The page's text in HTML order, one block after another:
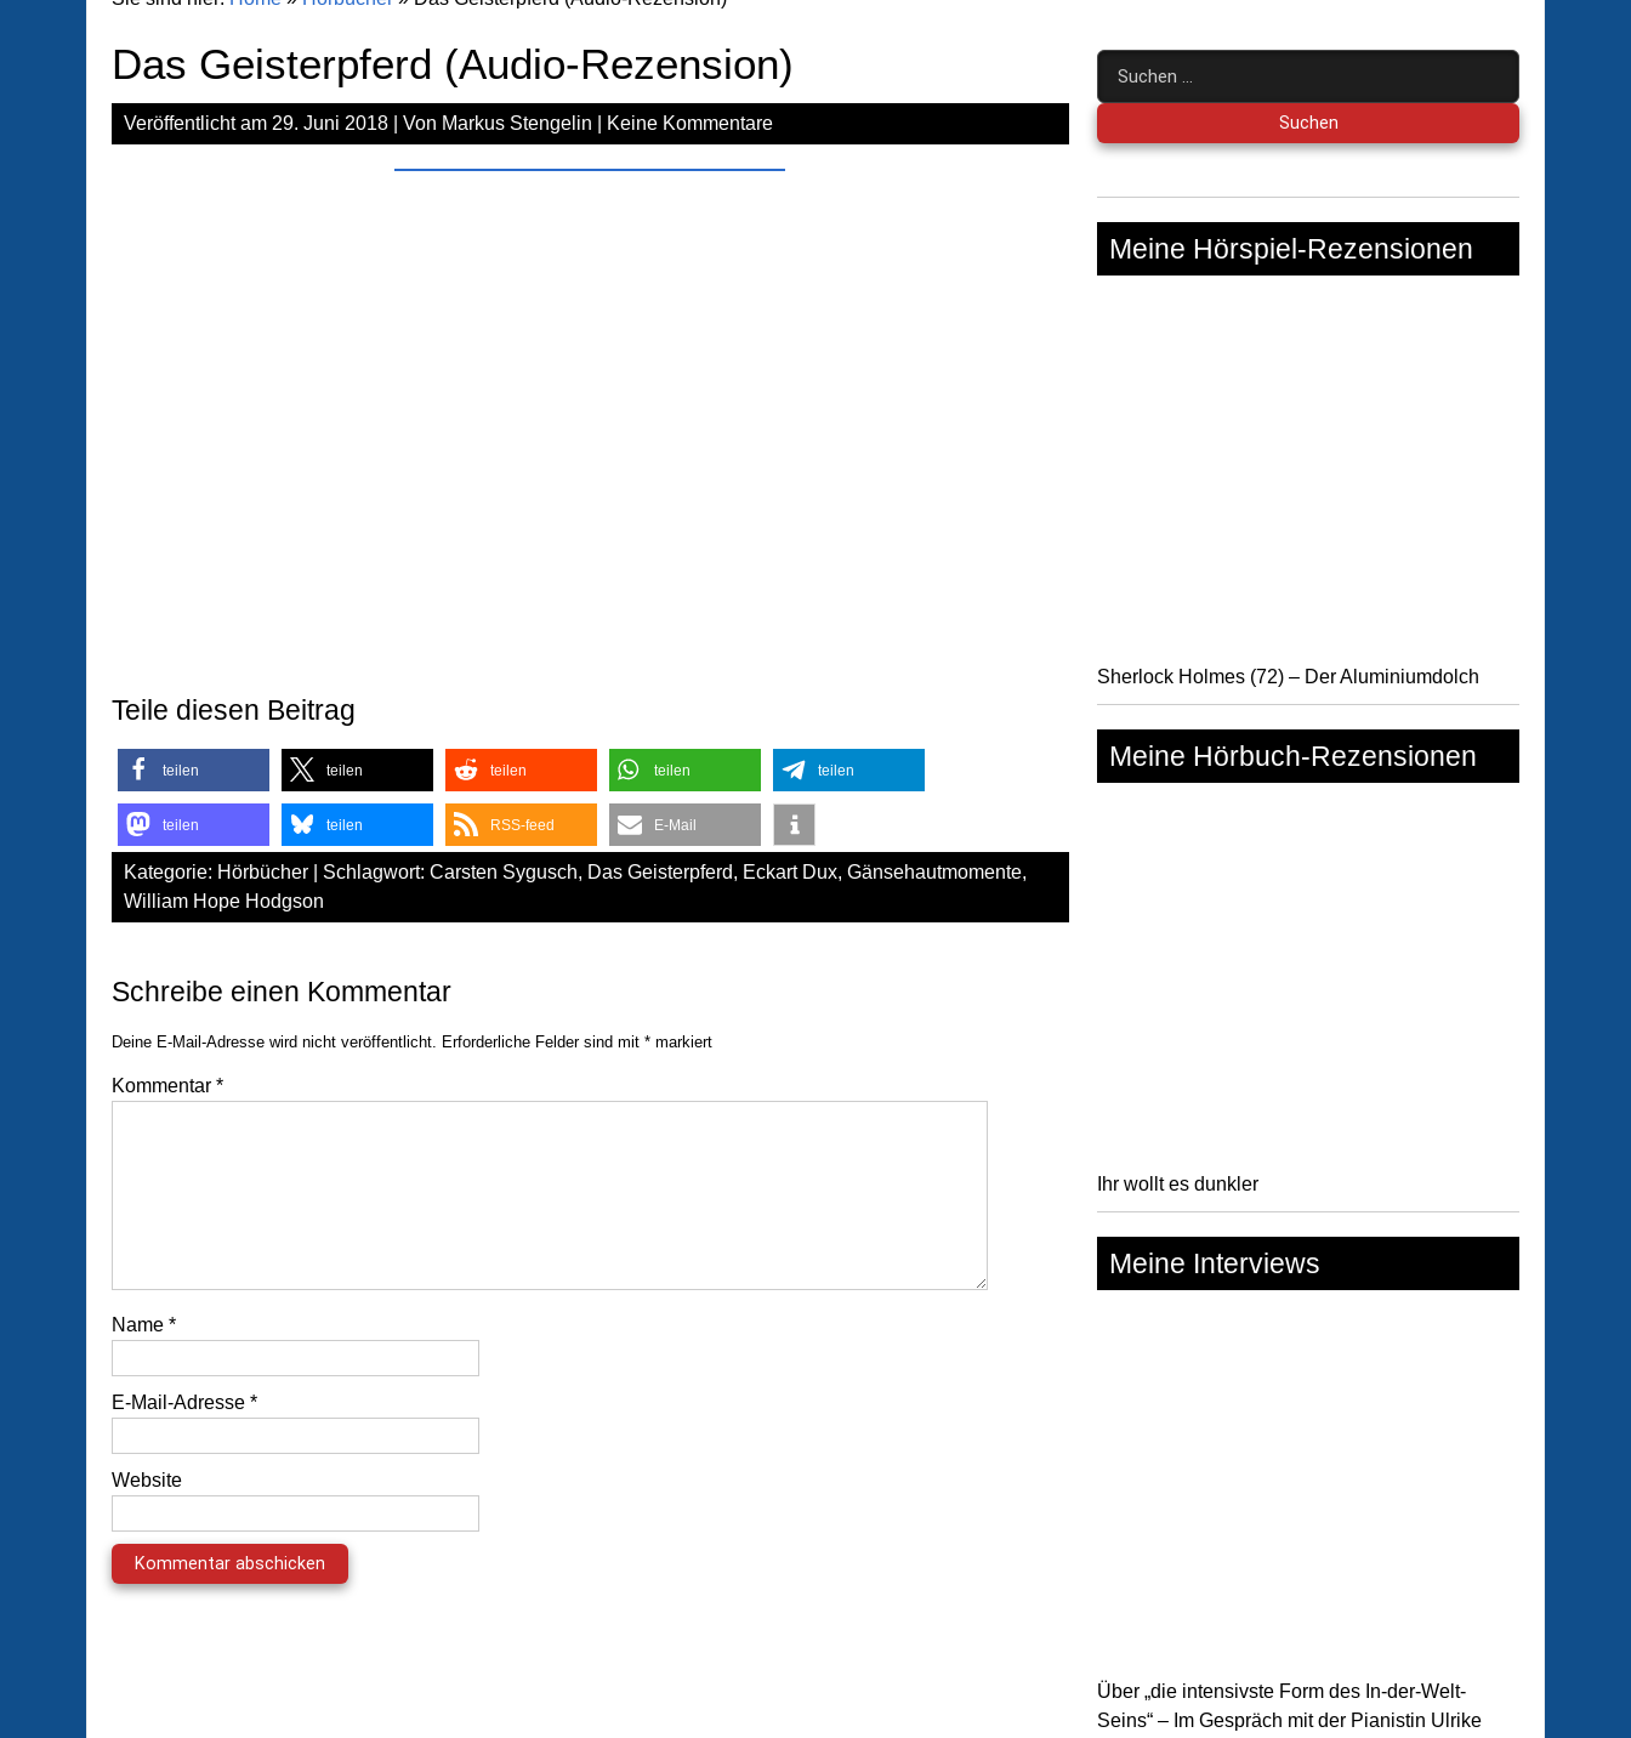
Das Geisterpferd (Audio-Rezension)
Veröffentlicht am 29. Juni 2018 | Von Markus Stengelin Keine Kommentare
Teile diesen Beitrag
teilen teilen teilen teilen teilen
teilen teilen RSS-feed E-Mail
Kategorie: Hörbücher | Schlagwort: Carsten Sygusch, Das Geisterpferd, Eckart Dux, Gänsehautmomente,
William Hope Hodgson
Schreibe einen Kommentar
Deine E-Mail-Adresse wird nicht veröffentlicht. Erforderliche Felder sind mit * markiert
Kommentar *
Name *
E-Mail-Adresse *
Website
Suchen
nach:
Meine Hörspiel-Rezensionen
Sherlock Holmes (72) – Der Aluminiumdolch
Meine Hörbuch-Rezensionen
Ihr wollt es dunkler
Meine Interviews
Über „die intensivste Form des In-der-Welt-
Seins“ – Im Gespräch mit der Pianistin Ulrike